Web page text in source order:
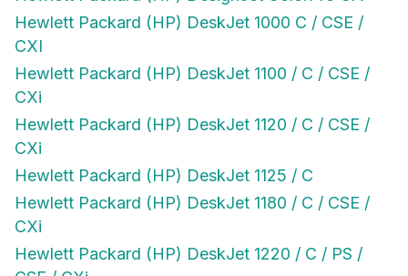
Hewlett Packard (HP) DeskJet 1000 C / CSE /
CXI
Hewlett Packard (HP) DeskJet 1100 / C / CSE /
CXi
Hewlett Packard (HP) DeskJet 1120 / C / CSE /
CXi
Hewlett Packard (HP) DeskJet 1125 / C
Hewlett Packard (HP) DeskJet 1180 / C / CSE /
CXi
Hewlett Packard (HP) DeskJet 1220 / C / PS /
CSE / CXi